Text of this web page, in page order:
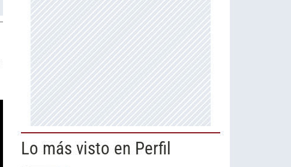
Lo más visto en Perfil